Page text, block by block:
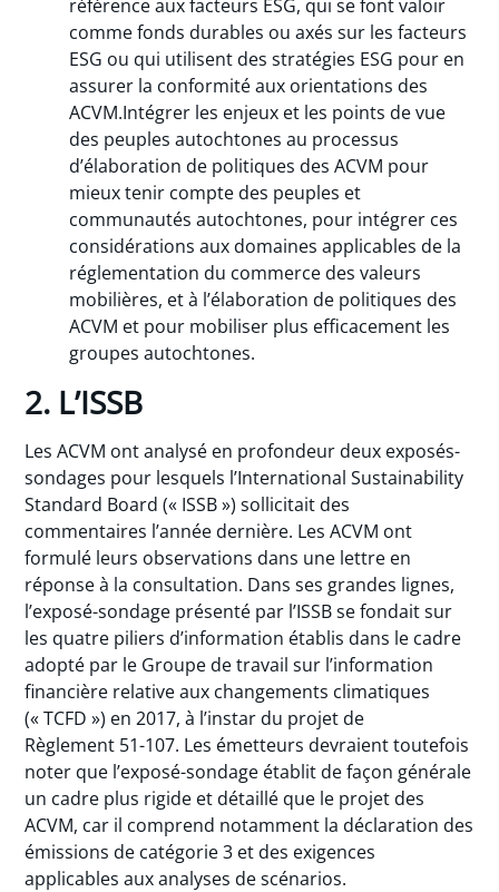
référence aux facteurs ESG, qui se font valoir
comme fonds durables ou axés sur les facteurs
ESG ou qui utilisent des stratégies ESG pour en
assurer la conformité aux orientations des
ACVM.Intégrer les enjeux et les points de vue
des peuples autochtones au processus
d’élaboration de politiques des ACVM pour
mieux tenir compte des peuples et
communautés autochtones, pour intégrer ces
considérations aux domaines applicables de la
réglementation du commerce des valeurs
mobilières, et à l’élaboration de politiques des
ACVM et pour mobiliser plus efficacement les
groupes autochtones.
2. L’ISSB
Les ACVM ont analysé en profondeur deux exposés-
sondages pour lesquels l’International Sustainability
Standard Board (« ISSB ») sollicitait des
commentaires l’année dernière. Les ACVM ont
formulé leurs observations dans une lettre en
réponse à la consultation. Dans ses grandes lignes,
l’exposé-sondage présenté par l’ISSB se fondait sur
les quatre piliers d’information établis dans le cadre
adopté par le Groupe de travail sur l’information
financière relative aux changements climatiques
(« TCFD ») en 2017, à l’instar du projet de
Règlement 51-107. Les émetteurs devraient toutefois
noter que l’exposé-sondage établit de façon générale
un cadre plus rigide et détaillé que le projet des
ACVM, car il comprend notamment la déclaration des
émissions de catégorie 3 et des exigences
applicables aux analyses de scénarios.